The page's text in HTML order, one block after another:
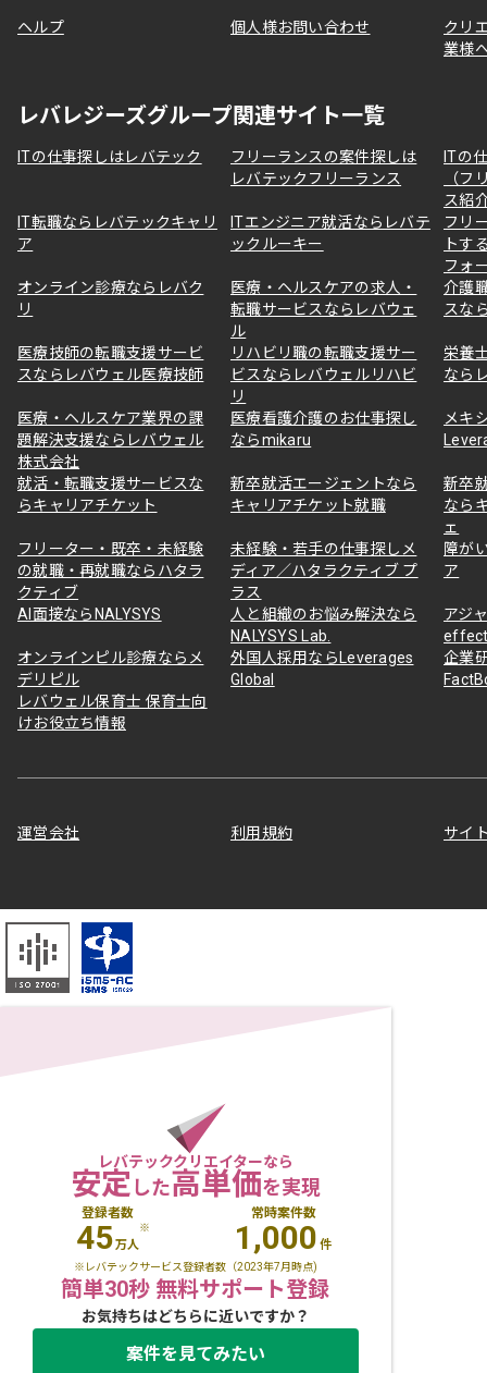
ヘルプ 個人様お問い合わせ
クリ
業様
レバレジーズグループ関連サイト一覧
ITの仕事探しはレバテック
フリーランスの案件探しは
レバテックフリーランス
ITの
（フ
ス紹
IT転職ならレバテックキャリ
ア
ITエンジニア就活ならレバテ
ックルーキー
フリ
トす
フォ
オンライン診療ならレバク
リ
医療・ヘルスケアの求人・
転職サービスならレバウェ
ル
介護
スな
医療技師の転職支援サービ
スならレバウェル医療技師
リハビリ職の転職支援サー
ビスならレバウェルリハビ
リ
栄養
なら
医療・ヘルスケア業界の課
題解決支援ならレバウェル
株式会社
医療看護介護のお仕事探し
ならmikaru
メキ
就活・転職支援サービスな
らキャリアチケット
新卒就活エージェントなら
キャリアチケット就職
新卒
なら
ェ
フリーター・既卒・未経験
の就職・再就職ならハタラ
クティブ
未経験・若手の仕事探しメ
ディア／ハタラクティブ プ
ラス
障が
ア
AI面接ならNALYSYS
人と組織のお悩み解決なら
NALYSYS Lab.
アジ
オンラインピル診療ならメ
デリピル
外国人採用ならLeverages
Global
企業
レバウェル保育士 保育士向
けお役立ち情報
運営会社 利用規約 サイ
レバテッククリエイターなら
安定した高単価を実現
登録者数
45万人
※
常時案件数
1,000 件
※レバテックサービス登録者数（2023年7月時点)
簡単30秒 無料サポート登録
お気持ちはどちらに近いですか？
案件を見てみたい